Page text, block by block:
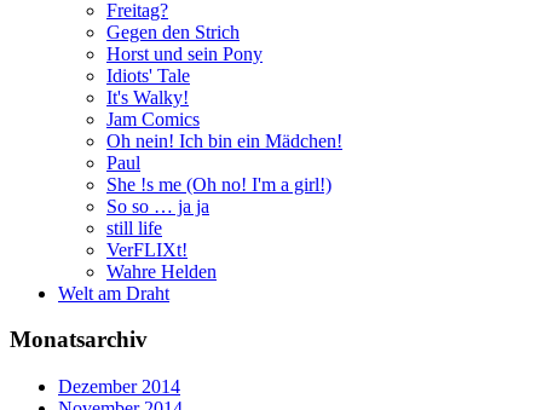
Freitag?
Gegen den Strich
Horst und sein Pony
Idiots' Tale
It's Walky!
Jam Comics
Oh nein! Ich bin ein Mädchen!
Paul
She !s me (Oh no! I'm a girl!)
So so … ja ja
still life
VerFLIXt!
Wahre Helden
Welt am Draht
Monatsarchiv
Dezember 2014